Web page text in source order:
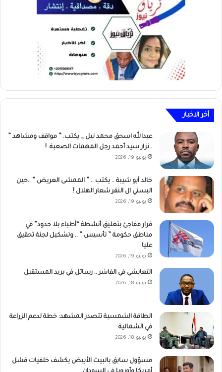
أخر الاخبار
عبدالله اسحق محمد نيل _ يكتب. ” مواقف ومشاهد ”
..نزار سيد أحمد رجل المهمات الصعبة. !
يونيو 19, 2026
خالد أبو شيبة .. يكتب .. ” الممشى العريض ” ..حين
البسني ال النقر شعار الهلال !
يونيو 19, 2026
قرار مفاجئ بتعليق أنشطة “أطباء بلا حدود” في
مناطق حكومة ” تأسيس ” .. وتشكيل لجنة تحقيق
عليا
يونيو 19, 2026
التعايشي في الفاشر .. رسائل في بريد المستقبل
يونيو 18, 2026
الطاقة الشمسية تتصدر المشهد: خطة لدعم الزراعة
في الشمالية
يونيو 18, 2026
مسؤول سابق بالبيت الأبيض يكشف خلفيات فشل